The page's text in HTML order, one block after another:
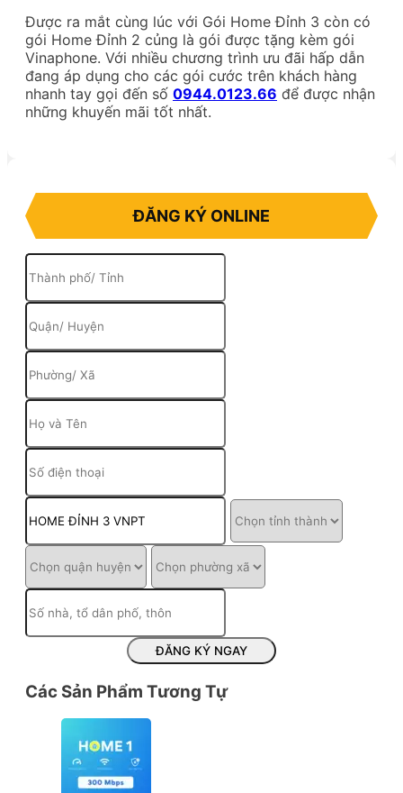
Được ra mắt cùng lúc với Gói Home Đỉnh 3 còn có
gói Home Đỉnh 2 củng là gói được tặng kèm gói
Vinaphone. Với nhiều chương trình ưu đãi hấp dẫn
đang áp dụng cho các gói cước trên khách hàng
nhanh tay gọi đến số 0944.0123.66 để được nhận
những khuyến mãi tốt nhất.
ĐĂNG KÝ ONLINE
ĐĂNG KÝ NGAY
Các Sản Phẩm Tương Tự